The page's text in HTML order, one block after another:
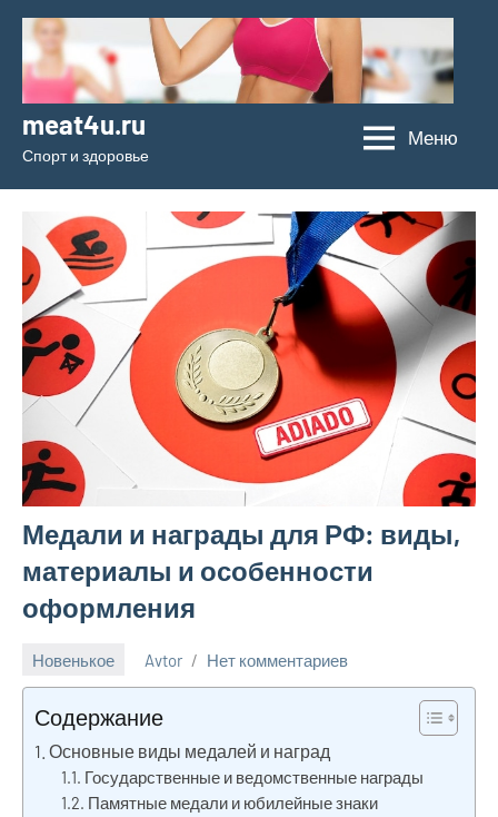
Перейти
содержимому
meat4u.ru
Спорт и здоровье
Меню
Медали и награды для РФ: виды,
материалы и особенности
оформления
Новенькое
2025
Avtor Нет комментариев
Содержание
Основные виды медалей и наград
Государственные и ведомственные награды
Памятные медали и юбилейные знаки